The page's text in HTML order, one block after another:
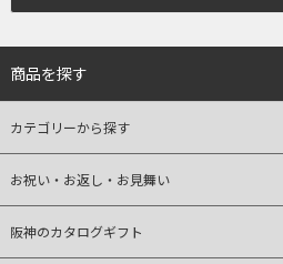
商品を探す
カテゴリーから探す
お祝い・お返し・お見舞い
阪神のカタログギフト